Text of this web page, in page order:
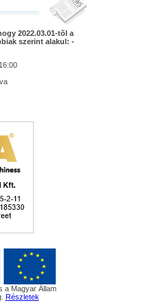
2022.03.01-tõl a
szerint alakul: -
a Magyar Állam
Részletek